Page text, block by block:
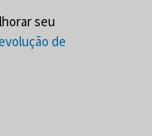
seu
de